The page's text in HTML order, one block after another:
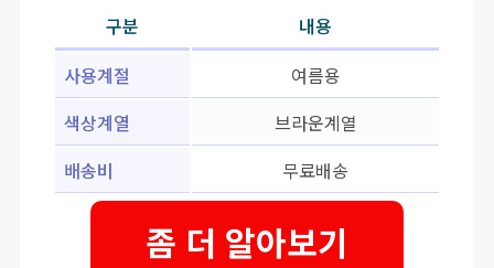
구분
내용
사용계절
여름용
색상계열
브라운계열
배송비
무료배송
좀 더 알아보기